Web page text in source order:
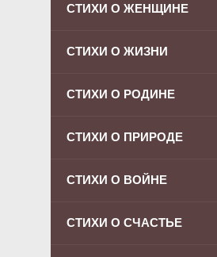
СТИХИ О ЖЕНЩИНЕ
СТИХИ О ЖИЗНИ
СТИХИ О РОДИНЕ
СТИХИ О ПРИРОДЕ
СТИХИ О ВОЙНЕ
СТИХИ О СЧАСТЬЕ